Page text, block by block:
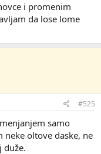
i promenim
da lose lome
#525
samo
neke oltove daske, ne
duže.